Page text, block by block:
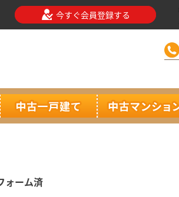
今すぐ会員登録する
ォーム済